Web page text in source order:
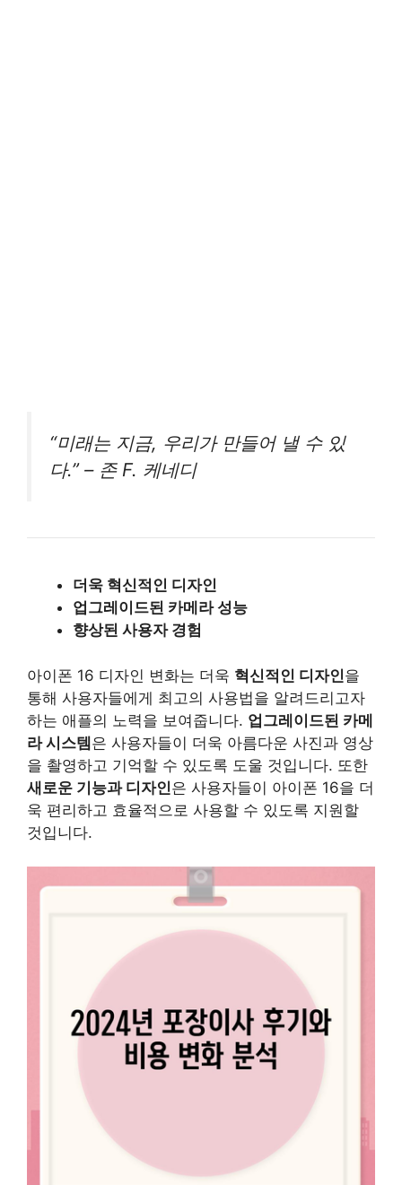
“미래는 지금, 우리가 만들어 낼 수 있
다.” – 존 F. 케네디
더욱 혁신적인 디자인
업그레이드된 카메라 성능
향상된 사용자 경험
아이폰 16 디자인 변화는 더욱 혁신적인 디자인을
통해 사용자들에게 최고의 사용법을 알려드리고자
하는 애플의 노력을 보여줍니다. 업그레이드된 카메
라 시스템은 사용자들이 더욱 아름다운 사진과 영상
을 촬영하고 기억할 수 있도록 도울 것입니다. 또한
새로운 기능과 디자인은 사용자들이 아이폰 16을 더
욱 편리하고 효율적으로 사용할 수 있도록 지원할
것입니다.